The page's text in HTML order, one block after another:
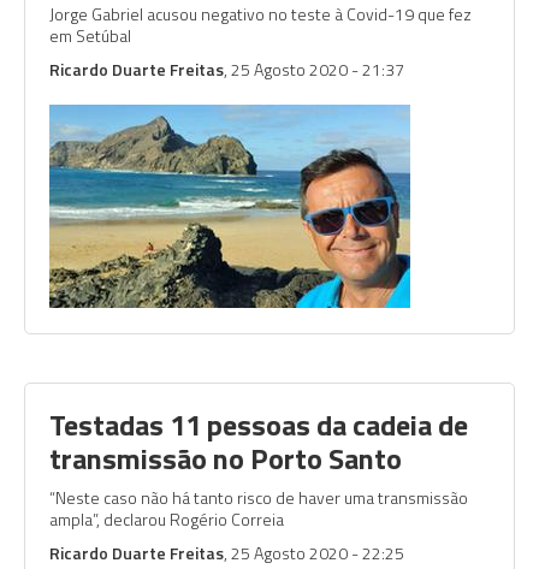
Jorge Gabriel acusou negativo no teste à Covid-19 que fez
em Setúbal
Ricardo Duarte Freitas, 25 Agosto 2020 - 21:37
Testadas 11 pessoas da cadeia de
transmissão no Porto Santo
“Neste caso não há tanto risco de haver uma transmissão
ampla”, declarou Rogério Correia
Ricardo Duarte Freitas, 25 Agosto 2020 - 22:25